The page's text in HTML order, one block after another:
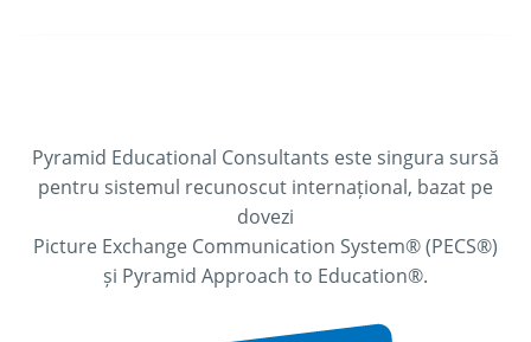
Ritm excelent. Exemple și imagini excelente.
Bine organizat. Recomand cu căldură acest curs
profesioniștilor din domeniul meu, precum și
Pyramid Educational Consultants este singura sursă
pentru sistemul recunoscut internațional, bazat pe
dovezi
Picture Exchange Communication System® (PECS®)
și Pyramid Approach to Education®.